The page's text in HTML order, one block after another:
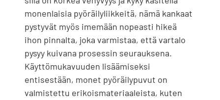
monenlaisia ​​pyöräilyliikkeitä, nämä kankaat
pystyvät myös imemään nopeasti hikeä
ihon pinnalta, joka varmistaa, että vartalo
pysyy kuivana prosessin seurauksena.
Käyttömukavuuden lisäämiseksi
entisestään, monet pyöräilypuvut on
valmistettu erikoismateriaaleista, kuten